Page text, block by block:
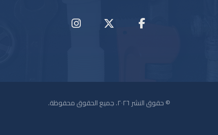
© حقوق النشر ٢٠٢٦. جميع الحقوق محفوظة.